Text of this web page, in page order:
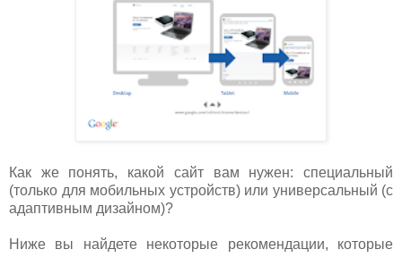
Как же понять, какой сайт вам нужен: специальный
(только для мобильных устройств) или универсальный (с
адаптивным дизайном)?
Ниже вы найдете некоторые рекомендации, которые